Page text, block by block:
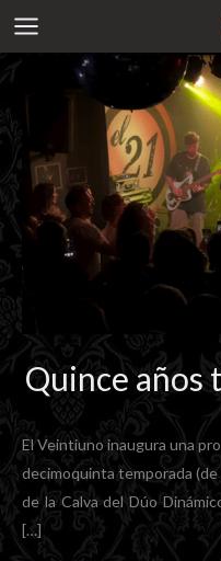
Quince años
El Veintiuno inaugura una
decimoquinta temporada
de la Calva del Dúo
[…]